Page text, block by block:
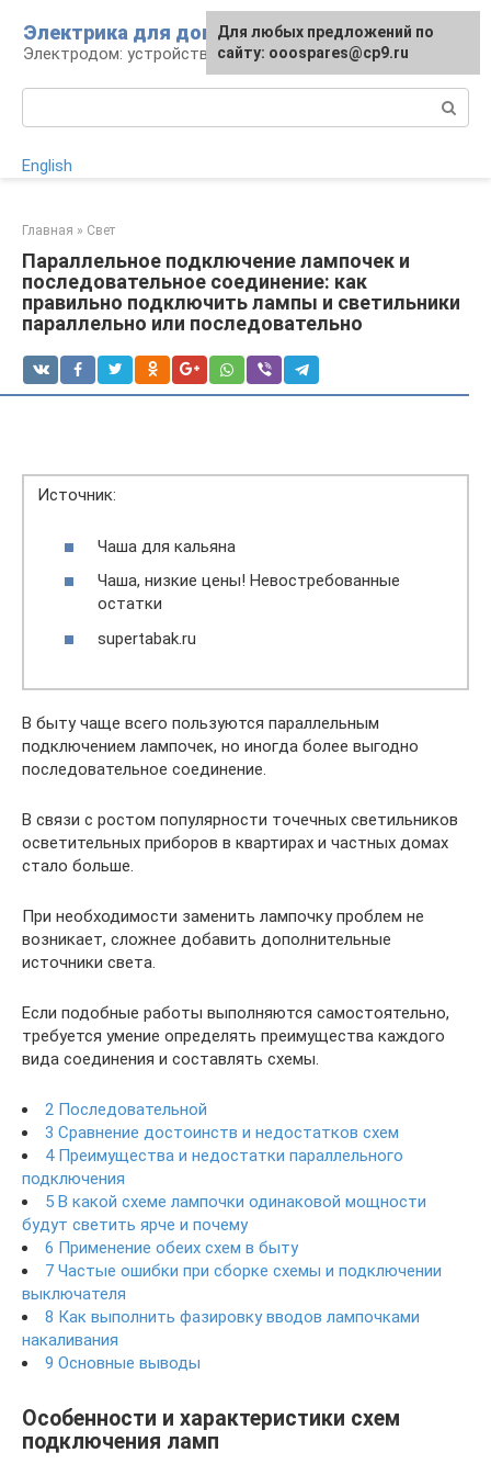
контенту
Электрика для дома
Электродом: устройства, кабели, ремонт
English
Главная » Свет
Параллельное подключение лампочек и
последовательное соединение: как
правильно подключить лампы и светильники
параллельно или последовательно
Источник:
Чаша для кальяна
Чаша, низкие цены! Невостребованные
остатки
supertabak.ru
В быту чаще всего пользуются параллельным
подключением лампочек, но иногда более выгодно
последовательное соединение.
В связи с ростом популярности точечных светильников
осветительных приборов в квартирах и частных домах
стало больше.
При необходимости заменить лампочку проблем не
возникает, сложнее добавить дополнительные
источники света.
Если подобные работы выполняются самостоятельно,
требуется умение определять преимущества каждого
вида соединения и составлять схемы.
2 Последовательной
3 Сравнение достоинств и недостатков схем
4 Преимущества и недостатки параллельного
подключения
5 В какой схеме лампочки одинаковой мощности
будут светить ярче и почему
6 Применение обеих схем в быту
7 Частые ошибки при сборке схемы и подключении
выключателя
8 Как выполнить фазировку вводов лампочками
накаливания
9 Основные выводы
Особенности и хаpaктеристики схем
подключения ламп
Для любых предложений по
сайту: ooospares@cp9.ru